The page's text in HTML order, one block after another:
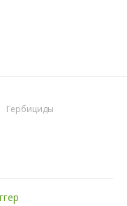
Гербициды